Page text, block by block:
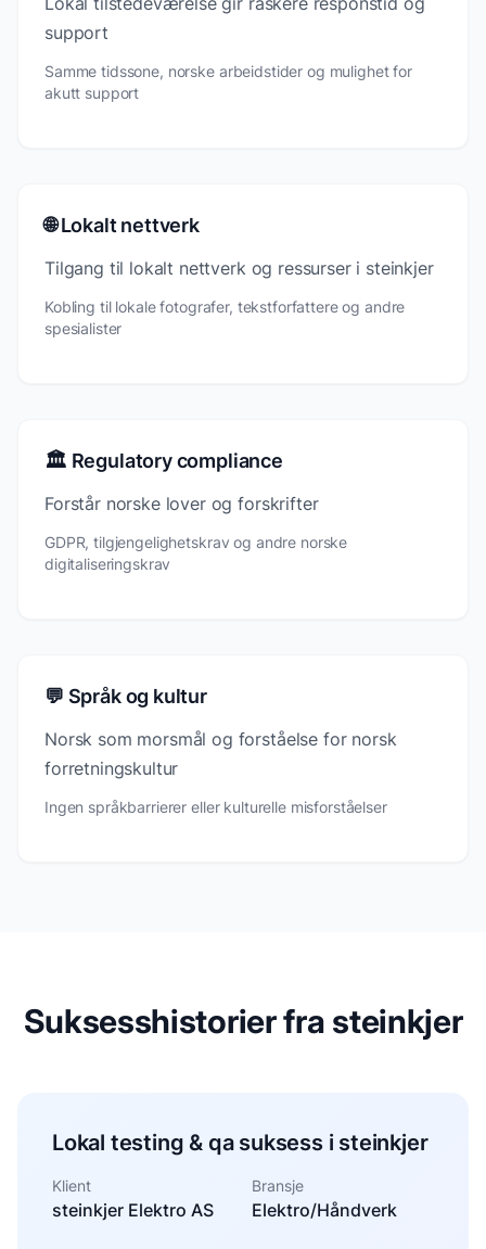
support
Samme tidssone, norske arbeidstider og mulighet for
akutt support
🌐 Lokalt nettverk
Tilgang til lokalt nettverk og ressurser i steinkjer
Kobling til lokale fotografer, tekstforfattere og andre
spesialister
🏛️ Regulatory compliance
Forstår norske lover og forskrifter
GDPR, tilgjengelighetskrav og andre norske
digitaliseringskrav
💬 Språk og kultur
Norsk som morsmål og forståelse for norsk
forretningskultur
Ingen språkbarrierer eller kulturelle misforståelser
Suksesshistorier fra steinkjer
Lokal testing & qa suksess i steinkjer
Klient
steinkjer Elektro AS
Bransje
Elektro/Håndverk